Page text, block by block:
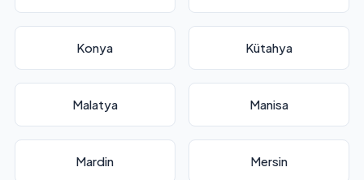
Konya Kütahya
Malatya Manisa
Mardin Mersin